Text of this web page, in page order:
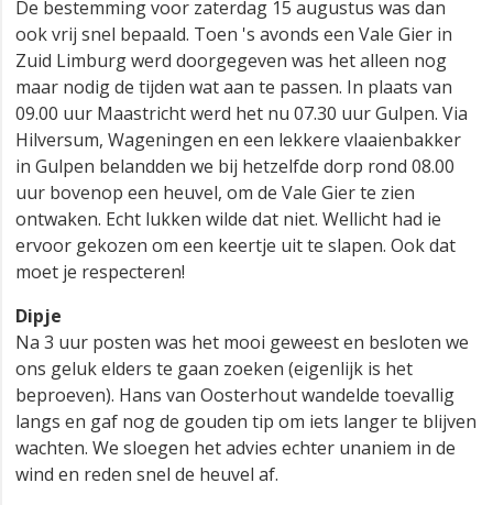
De bestemming voor zaterdag 15 augustus was dan
ook vrij snel bepaald. Toen 's avonds een Vale Gier in
Zuid Limburg werd doorgegeven was het alleen nog
maar nodig de tijden wat aan te passen. In plaats van
09.00 uur Maastricht werd het nu 07.30 uur Gulpen. Via
Hilversum, Wageningen en een lekkere vlaaienbakker
in Gulpen belandden we bij hetzelfde dorp rond 08.00
uur bovenop een heuvel, om de Vale Gier te zien
ontwaken. Echt lukken wilde dat niet. Wellicht had ie
ervoor gekozen om een keertje uit te slapen. Ook dat
moet je respecteren!
Dipje
Na 3 uur posten was het mooi geweest en besloten we
ons geluk elders te gaan zoeken (eigenlijk is het
beproeven). Hans van Oosterhout wandelde toevallig
langs en gaf nog de gouden tip om iets langer te blijven
wachten. We sloegen het advies echter unaniem in de
wind en reden snel de heuvel af.